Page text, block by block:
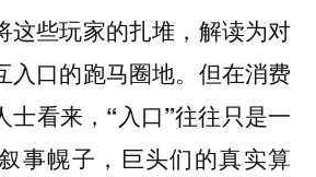
这些玩家的扎堆，解读为对
入口的跑马圈地。但在消费
士看来，“入口”往往只是一
事幌子，巨头们的真实算